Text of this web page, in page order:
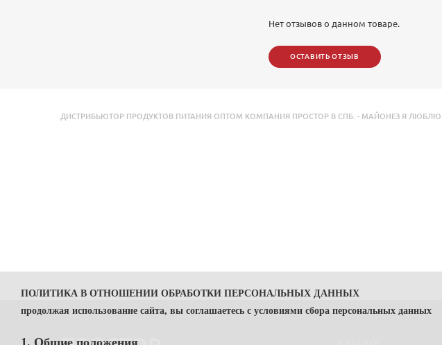
Нет отзывов о данном товаре.
ОСТАВИТЬ ОТЗЫВ
ДИСТРИБЬЮТОР ПРОДУКТОВ ПИТАНИЯ ОПТОМ КОМПАНИЯ ПРОСТОР В СПБ. - МАЙОНЕЗ Я ЛЮБЛЮ
ПОЛИТИКА В ОТНОШЕНИИ ОБРАБОТКИ ПЕРСОНАЛЬНЫХ ДАННЫХ
продолжая использование сайта, вы соглашаетесь с условиями сбора персональных данных
1. Общие положения